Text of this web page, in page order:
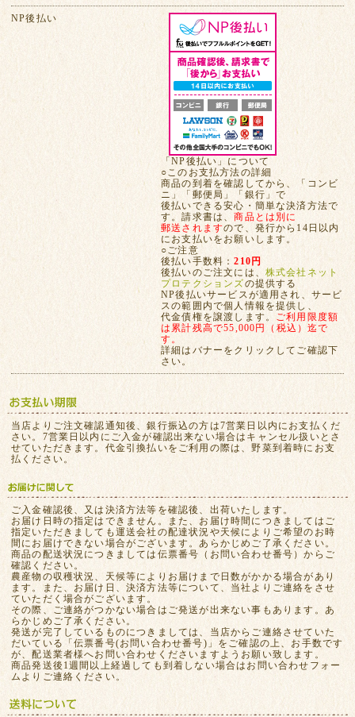
NP後払い
「NP後払い」について
○このお支払方法の詳細
商品の到着を確認してから、「コンビ
ニ」「郵便局」「銀行」で
後払いできる安心・簡単な決済方法で
す。請求書は、商品とは別に
郵送されますので、発行から14日以内
にお支払いをお願いします。
○ご注意
後払い手数料：210円
後払いのご注文には、 株式会社ネット
プロテクションズの提供する
NP後払いサービスが適用され、サービ
スの範囲内で個人情報を提供し、
代金債権を譲渡します。 ご利用限度額
は累計残高で55,000円（税込）迄で
す。
詳細はバナーをクリックしてご確認下
さい。
当店よりご注文確認通知後、銀行振込の方は7営業日以内にお支払くだ
さい。7営業日以内にご入金が確認出来ない場合はキャンセル扱いとさ
せていただきます。代金引換払いをご利用の際は、野菜到着時にお支
払ください。
ご入金確認後、又は決済方法等を確認後、出荷いたします。
お届け日時の指定はできません。また、お届け時間につきましてはご
指定いただきましても運送会社の配達状況や天候によりご希望のお時
間にお届けできない場合がございます。あらかじめご了承ください。
商品の配送状況につきましては伝票番号（お問い合わせ番号）からご
確認ください。
農産物の収穫状況、天候等によりお届けまで日数がかかる場合があり
ます。また、お届け日、決済方法等について、当社よりご連絡をさせ
ていただく場合がございます。
その際、ご連絡がつかない場合はご発送が出来ない事もあります。あ
らかじめご了承ください。
発送が完了しているものにつきましては、当店からご連絡させていた
だいている「伝票番号(お問い合わせ番号)」をご確認の上、お手数です
が、配送業者様へお問い合わせくださいますようお願い致します。
商品発送後1週間以上経過しても到着しない場合はお問い合わせフォー
ムよりご連絡ください。